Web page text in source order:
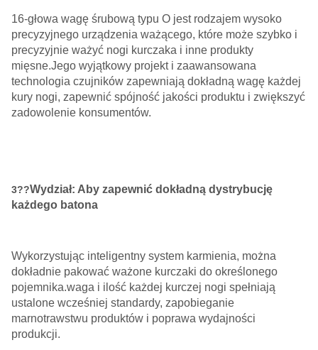
16-głowa wagę śrubową typu O jest rodzajem wysoko
precyzyjnego urządzenia ważącego, które może szybko i
precyzyjnie ważyć nogi kurczaka i inne produkty
mięsne.Jego wyjątkowy projekt i zaawansowana
technologia czujników zapewniają dokładną wagę każdej
kury nogi, zapewnić spójność jakości produktu i zwiększyć
zadowolenie konsumentów.
3??Wydział: Aby zapewnić dokładną dystrybucję
każdego batona
Wykorzystując inteligentny system karmienia, można
dokładnie pakować ważone kurczaki do określonego
pojemnika.waga i ilość każdej kurczej nogi spełniają
ustalone wcześniej standardy, zapobieganie
marnotrawstwu produktów i poprawa wydajności
produkcji.